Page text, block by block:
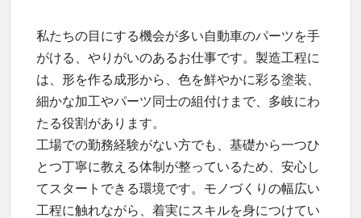
私たちの目にする機会が多い自動車のパーツを手
がける、やりがいのあるお仕事です。製造工程に
は、形を作る成形から、色を鮮やかに彩る塗装、
細かな加工やパーツ同士の組付けまで、多岐にわ
たる役割があります。
工場での勤務経験がない方でも、基礎から一つひ
とつ丁寧に教える体制が整っているため、安心し
てスタートできる環境です。モノづくりの幅広い
工程に触れながら、着実にスキルを身につけてい